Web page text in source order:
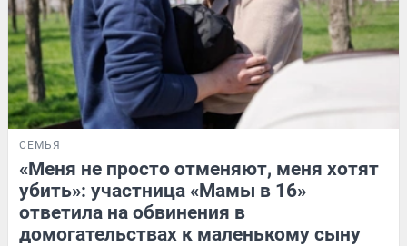
СЕМЬЯ
«Меня не просто отменяют, меня хотят
убить»: участница «Мамы в 16»
ответила на обвинения в
домогательствах к маленькому сыну